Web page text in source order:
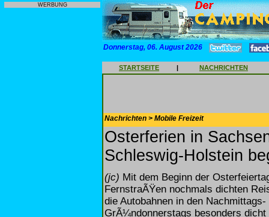
WERBUNG
Donnerstag, 06. August 2026
STARTSEITE | NACHRICHTEN
Nachrichten > Mobile Freizeit
Osterferien in
Schleswig-Holstein
(jc) Mit dem Beginn der
FernstraÃŸen nochmals dichten
die Autobahnen in den
GrÃ¼ndonnerstags besonders